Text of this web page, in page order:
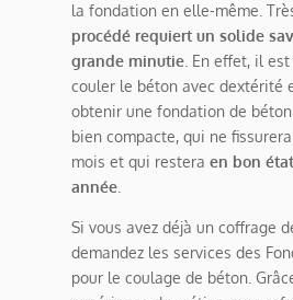
la fondation en elle-même.
procédé requiert un solide
grande minutie. En effet, il
couler le béton avec dextérité
obtenir une fondation de
bien compacte, qui ne
mois et qui restera en bon
année.
Si vous avez déjà un coffrage
demandez les services des
pour le coulage de béton.